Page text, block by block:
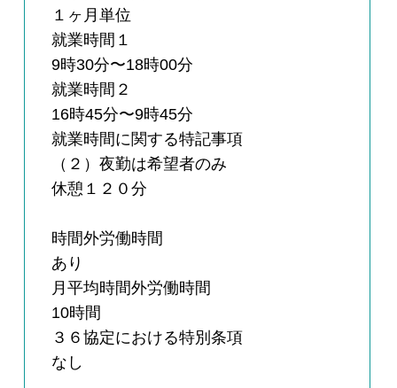
１ヶ月単位
就業時間１
9時30分〜18時00分
就業時間２
16時45分〜9時45分
就業時間に関する特記事項
（２）夜勤は希望者のみ
休憩１２０分
時間外労働時間
あり
月平均時間外労働時間
10時間
３６協定における特別条項
なし